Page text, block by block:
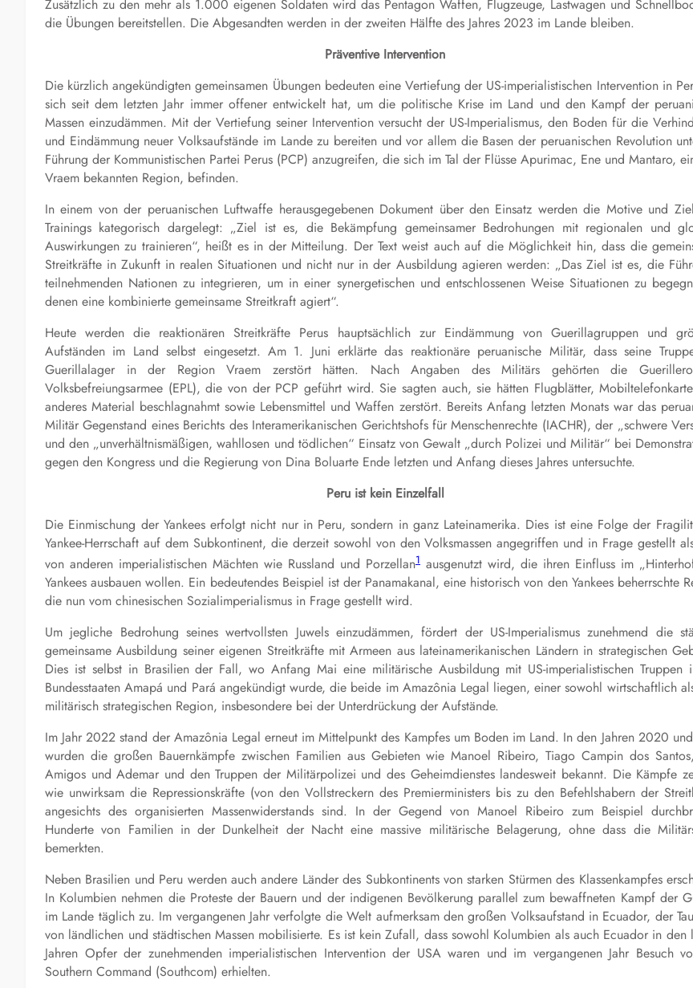
Zusätzlich zu den mehr als 1.000 eigenen Soldaten wird das Pentagon Waffen, Flugzeuge, Lastwagen und
die Übungen bereitstellen. Die Abgesandten werden in der zweiten Hälfte des Jahres 2023 im Lande bleiben.
Präventive Intervention
Die kürzlich angekündigten gemeinsamen Übungen bedeuten eine Vertiefung der US-imperialistischen Intervention in
sich seit dem letzten Jahr immer offener entwickelt hat, um die politische Krise im Land und den Kampf der
Massen einzudämmen. Mit der Vertiefung seiner Intervention versucht der US-Imperialismus, den Boden für die
und Eindämmung neuer Volksaufstände im Lande zu bereiten und vor allem die Basen der peruanischen Revolution
Führung der Kommunistischen Partei Perus (PCP) anzugreifen, die sich im Tal der Flüsse Apurimac, Ene und Mantaro,
Vraem bekannten Region, befinden.
In einem von der peruanischen Luftwaffe herausgegebenen Dokument über den Einsatz werden die Motive und
Trainings kategorisch dargelegt: „Ziel ist es, die Bekämpfung gemeinsamer Bedrohungen mit regionalen und
Auswirkungen zu trainieren“, heißt es in der Mitteilung. Der Text weist auch auf die Möglichkeit hin, dass die
Streitkräfte in Zukunft in realen Situationen und nicht nur in der Ausbildung agieren werden: „Das Ziel ist es, die
teilnehmenden Nationen zu integrieren, um in einer synergetischen und entschlossenen Weise Situationen zu
denen eine kombinierte gemeinsame Streitkraft agiert“.
Heute werden die reaktionären Streitkräfte Perus hauptsächlich zur Eindämmung von Guerillagruppen und
Aufständen im Land selbst eingesetzt. Am 1. Juni erklärte das reaktionäre peruanische Militär, dass seine
Guerillalager in der Region Vraem zerstört hätten. Nach Angaben des Militärs gehörten die
Volksbefreiungsarmee (EPL), die von der PCP geführt wird. Sie sagten auch, sie hätten Flugblätter,
anderes Material beschlagnahmt sowie Lebensmittel und Waffen zerstört. Bereits Anfang letzten Monats war das
Militär Gegenstand eines Berichts des Interamerikanischen Gerichtshofs für Menschenrechte (IACHR), der „schwere
und den „unverhältnismäßigen, wahllosen und tödlichen“ Einsatz von Gewalt „durch Polizei und Militär“ bei
gegen den Kongress und die Regierung von Dina Boluarte Ende letzten und Anfang dieses Jahres untersuchte.
Peru ist kein Einzelfall
Die Einmischung der Yankees erfolgt nicht nur in Peru, sondern in ganz Lateinamerika. Dies ist eine Folge der
Yankee-Herrschaft auf dem Subkontinent, die derzeit sowohl von den Volksmassen angegriffen und in Frage gestellt
von anderen imperialistischen Mächten wie Russland und Porzellan1 ausgenutzt wird, die ihren Einfluss im
Yankees ausbauen wollen. Ein bedeutendes Beispiel ist der Panamakanal, eine historisch von den Yankees beherrschte
die nun vom chinesischen Sozialimperialismus in Frage gestellt wird.
Um jegliche Bedrohung seines wertvollsten Juwels einzudämmen, fördert der US-Imperialismus zunehmend die
gemeinsame Ausbildung seiner eigenen Streitkräfte mit Armeen aus lateinamerikanischen Ländern in strategischen
Dies ist selbst in Brasilien der Fall, wo Anfang Mai eine militärische Ausbildung mit US-imperialistischen Truppen
Bundesstaaten Amapá und Pará angekündigt wurde, die beide im Amazônia Legal liegen, einer sowohl wirtschaftlich
militärisch strategischen Region, insbesondere bei der Unterdrückung der Aufstände.
Im Jahr 2022 stand der Amazônia Legal erneut im Mittelpunkt des Kampfes um Boden im Land. In den Jahren 2020
wurden die großen Bauernkämpfe zwischen Familien aus Gebieten wie Manoel Ribeiro, Tiago Campin dos
Amigos und Ademar und den Truppen der Militärpolizei und des Geheimdienstes landesweit bekannt. Die Kämpfe
wie unwirksam die Repressionskräfte (von den Vollstreckern des Premierministers bis zu den Befehlshabern der
angesichts des organisierten Massenwiderstands sind. In der Gegend von Manoel Ribeiro zum Beispiel
Hunderte von Familien in der Dunkelheit der Nacht eine massive militärische Belagerung, ohne dass die
bemerkten.
Neben Brasilien und Peru werden auch andere Länder des Subkontinents von starken Stürmen des Klassenkampfes
In Kolumbien nehmen die Proteste der Bauern und der indigenen Bevölkerung parallel zum bewaffneten Kampf der
im Lande täglich zu. Im vergangenen Jahr verfolgte die Welt aufmerksam den großen Volksaufstand in Ecuador, der
von ländlichen und städtischen Massen mobilisierte. Es ist kein Zufall, dass sowohl Kolumbien als auch Ecuador in den
Jahren Opfer der zunehmenden imperialistischen Intervention der USA waren und im vergangenen Jahr Besuch
Southern Command (Southcom) erhielten.